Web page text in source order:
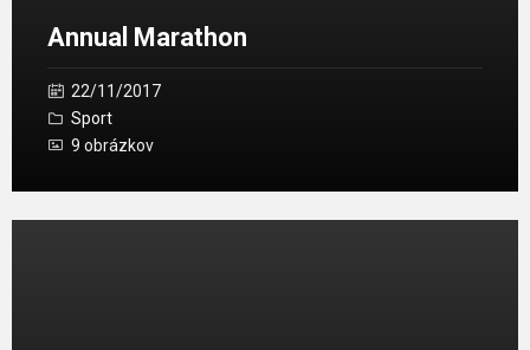
Annual Marathon
22/11/2017
Sport
9 obrázkov